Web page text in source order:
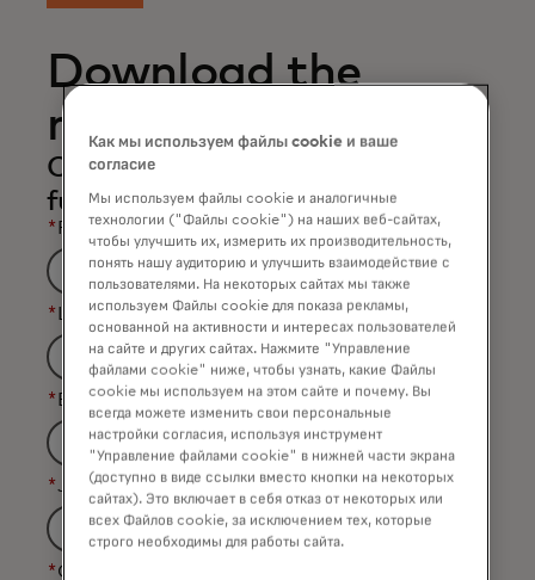
Download the
report
Complete the form to read the
full report.
* First Name
* Last Name
* Business Email Address
*Job Title
*Organization Name
Как мы используем файлы cookie и ваше
согласие
Мы используем файлы cookie и аналогичные
технологии ("Файлы cookie") на наших веб-сайтах,
чтобы улучшить их, измерить их производительность,
понять нашу аудиторию и улучшить взаимодействие с
пользователями. На некоторых сайтах мы также
используем Файлы cookie для показа рекламы,
основанной на активности и интересах пользователей
на сайте и других сайтах. Нажмите "Управление
файлами cookie" ниже, чтобы узнать, какие Файлы
cookie мы используем на этом сайте и почему. Вы
всегда можете изменить свои персональные
настройки согласия, используя инструмент
"Управление файлами cookie" в нижней части экрана
(доступно в виде ссылки вместо кнопки на некоторых
сайтах). Это включает в себя отказ от некоторых или
всех Файлов cookie, за исключением тех, которые
строго необходимы для работы сайта.